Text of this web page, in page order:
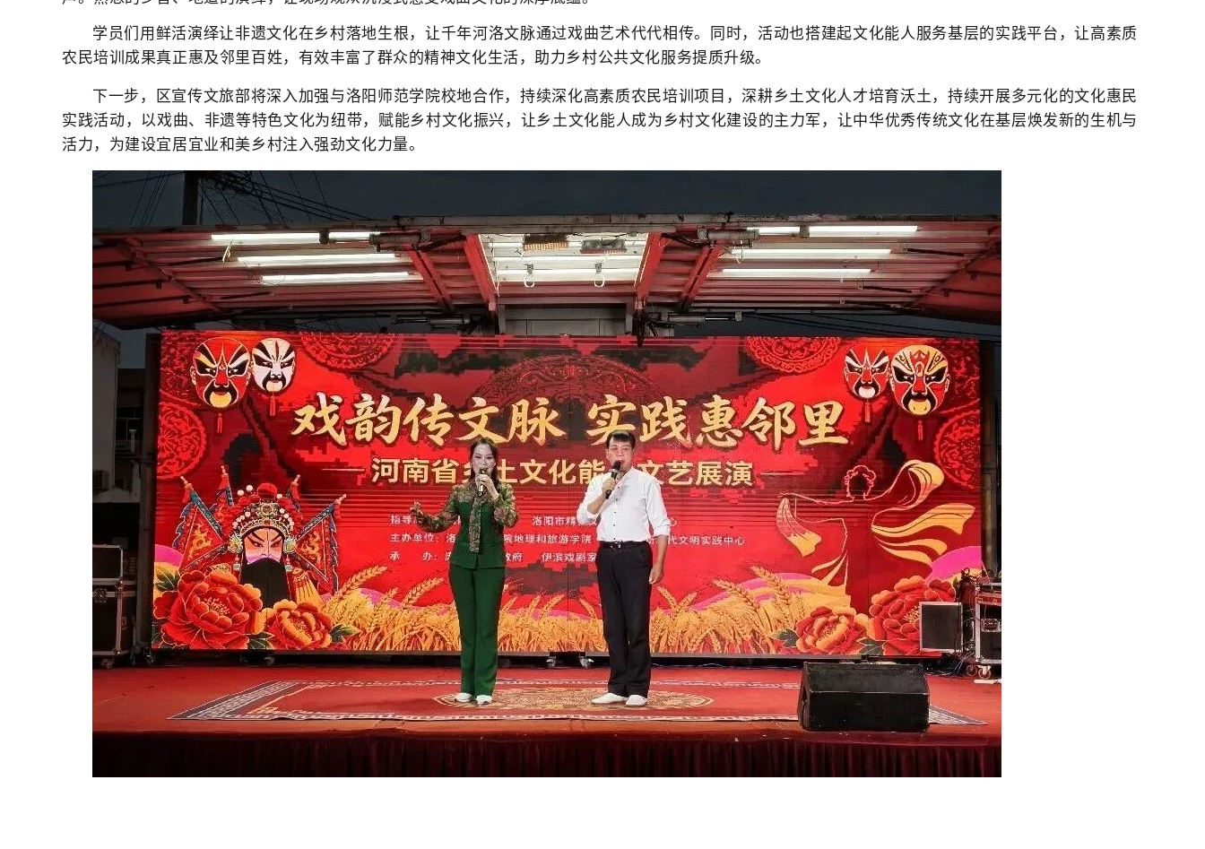
学员们用鲜活演绎让非遗文化在乡村落地生根，让千年河洛文脉通过戏曲艺术代代相传。同时，活动也搭建起文化能人服务基层的实践平台，让高素质
农民培训成果真正惠及邻里百姓，有效丰富了群众的精神文化生活，助力乡村公共文化服务提质升级。
下一步，区宣传文旅部将深入加强与洛阳师范学院校地合作，持续深化高素质农民培训项目，深耕乡土文化人才培育沃土，持续开展多元化的文化惠民
实践活动，以戏曲、非遗等特色文化为纽带，赋能乡村文化振兴，让乡土文化能人成为乡村文化建设的主力军，让中华优秀传统文化在基层焕发新的生机与
活力，为建设宜居宜业和美乡村注入强劲文化力量。